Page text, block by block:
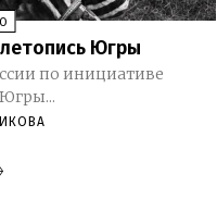
Югры
по инициативе